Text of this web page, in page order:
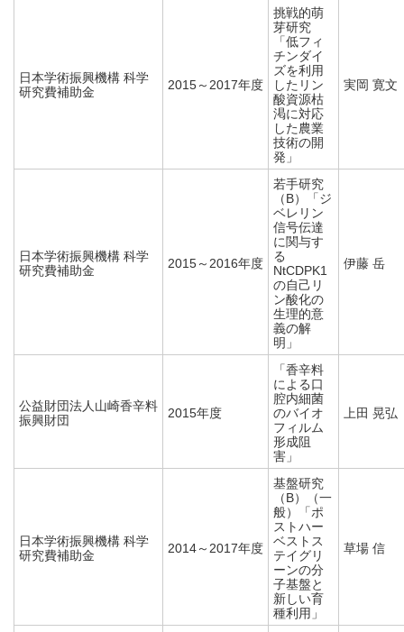
日本学術振興機構 科学
研究費補助金
2015～2017年度
挑戦的萌
芽研究
「低フィ
チンダイ
ズを利用
したリン
酸資源枯
渇に対応
した農業
技術の開
発」
実岡 寛文
日本学術振興機構 科学
研究費補助金
2015～2016年度
若手研究
（B）「ジ
ベレリン
信号伝達
に関与す
る
NtCDPK1
の自己リ
ン酸化の
生理的意
義の解
明」
伊藤 岳
公益財団法人山崎香辛料
振興財団
2015年度
「香辛料
による口
腔内細菌
のバイオ
フィルム
形成阻
害」
上田 晃弘
日本学術振興機構 科学
研究費補助金
2014～2017年度
基盤研究
（B）（一
般）「ポ
ストハー
ベストス
テイグリ
ーンの分
子基盤と
新しい育
種利用」
草場 信